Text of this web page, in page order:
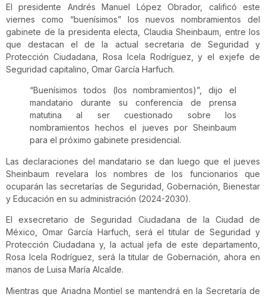
El presidente Andrés Manuel López Obrador, calificó este
viernes como “buenísimos” los nuevos nombramientos del
gabinete de la presidenta electa, Claudia Sheinbaum, entre los
que destacan el de la actual secretaria de Seguridad y
Protección Ciudadana, Rosa Icela Rodríguez, y el exjefe de
Seguridad capitalino, Omar García Harfuch.
“Buenísimos todos (los nombramientos)”, dijo el
mandatario durante su conferencia de prensa
matutina al ser cuestionado sobre los
nombramientos hechos el jueves por Sheinbaum
para el próximo gabinete presidencial.
Las declaraciones del mandatario se dan luego que el jueves
Sheinbaum revelara los nombres de los funcionarios que
ocuparán las secretarías de Seguridad, Gobernación, Bienestar
y Educación en su administración (2024-2030).
El exsecretario de Seguridad Ciudadana de la Ciudad de
México, Omar García Harfuch, será el titular de Seguridad y
Protección Ciudadana y, la actual jefa de este departamento,
Rosa Icela Rodríguez, será la titular de Gobernación, ahora en
manos de Luisa María Alcalde.
Mientras que Ariadna Montiel se mantendrá en la Secretaría de